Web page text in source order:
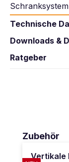
Technische
Downloads &
Ratgeber
Zubehör
Vertikale